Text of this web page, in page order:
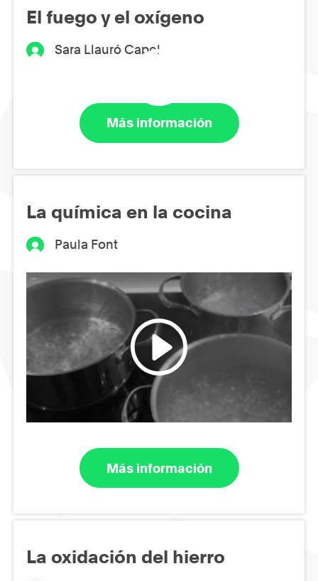
El fuego y el oxígeno
Sara Llauró Capel
Más información
La química en la cocina
Paula Font
Más información
La oxidación del hierro